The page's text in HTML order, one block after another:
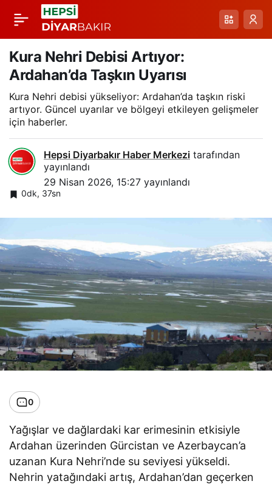
Kura Nehri Debisi Artıyor:
Ardahan’da Taşkın Uyarısı
Kura Nehri debisi yükseliyor: Ardahan’da taşkın riski
artıyor. Güncel uyarılar ve bölgeyi etkileyen gelişmeler
için haberler.
Hepsi Diyarbakır Haber Merkezi tarafından
yayınlandı
29 Nisan 2026, 15:27 yayınlandı
0dk, 37sn
0
Yağışlar ve dağlardaki kar erimesinin etkisiyle
Ardahan üzerinden Gürcistan ve Azerbaycan’a
uzanan Kura Nehri’nde su seviyesi yükseldi.
Nehrin yatağındaki artış, Ardahan’dan geçerken
Erçek Gölü ve Van
Gölü Havzasında Allı
Turnalar’ın Bahar
Görkemi
Paylaş